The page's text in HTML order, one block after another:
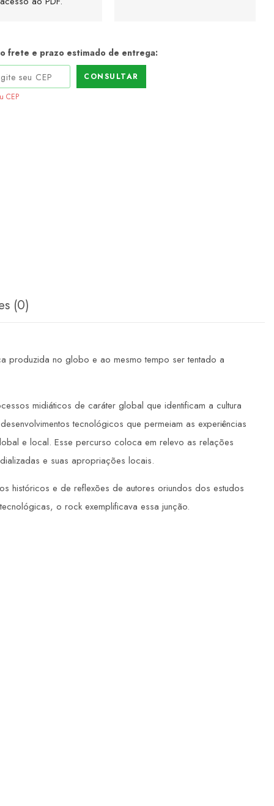
frete e prazo estimado de entrega:
CONSULTAR
CEP
(0)
produzida no globo e ao mesmo tempo ser tentado a
midiáticos de caráter global que identificam a cultura
tecnológicos que permeiam as experiências
e local. Esse percurso coloca em relevo as relações
e suas apropriações locais.
históricos e de reflexões de autores oriundos dos estudos
o rock exemplificava essa junção.